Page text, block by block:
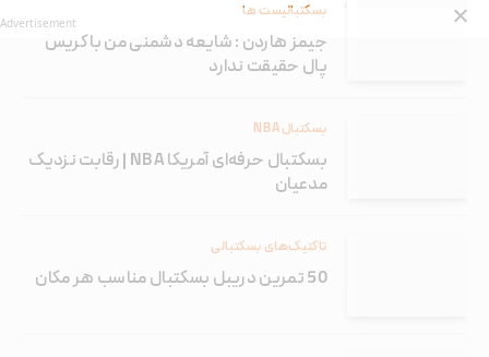
بسکتبالیست ها
جیمز هاردن : شایعه دشمنی من با کریس
پال حقیقت ندارد
بسکتبال NBA
بسکتبال حرفه‌ای آمریکا NBA | رقابت نزدیک
مدعیان
تاکتیک‌های بسکتبالی
50 تمرین دریبل بسکتبال مناسب هر مکان
Advertisement